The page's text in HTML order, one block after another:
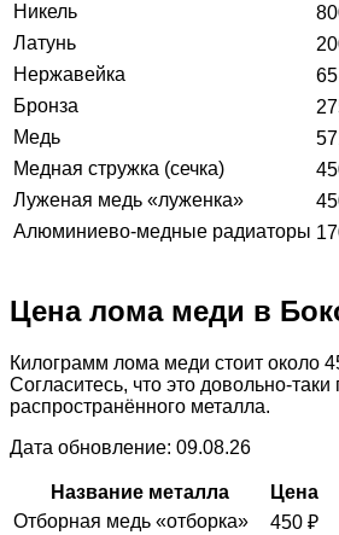
Никель
Латунь
Нержавейка
65
Бронза
Медь
Медная стружка (сечка)
Луженая медь «луженка»
Алюминиево-медные радиаторы
Цена лома меди в
Килограмм лома меди стоит около
Согласитесь, что это довольно-
распространённого металла.
Дата обновление: 09.08.26
Название металла
Цена
Отборная медь «отборка»
450 ₽